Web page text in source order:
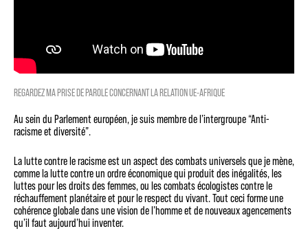
REGARDEZ MA PRISE DE PAROLE CONCERNANT LA RELATION UE-AFRIQUE
Au sein du Parlement européen, je suis membre de l’intergroupe “Anti-
racisme et diversité”.
La lutte contre le racisme est un aspect des combats universels que je mène,
comme la lutte contre un ordre économique qui produit des inégalités, les
luttes pour les droits des femmes, ou les combats écologistes contre le
réchauffement planétaire et pour le respect du vivant. Tout ceci forme une
cohérence globale dans une vision de l’homme et de nouveaux agencements
qu’il faut aujourd’hui inventer.